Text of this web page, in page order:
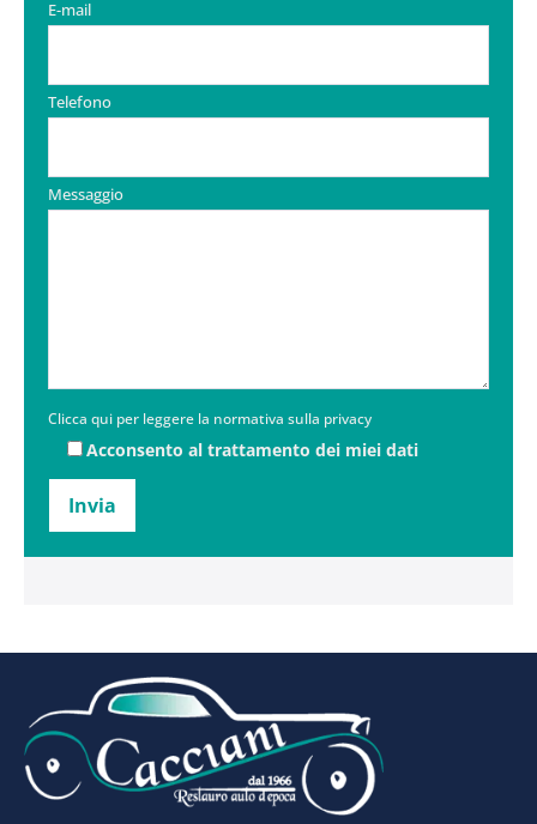
E-mail
Telefono
Messaggio
Clicca qui per leggere la normativa sulla privacy
Acconsento al trattamento dei miei dati